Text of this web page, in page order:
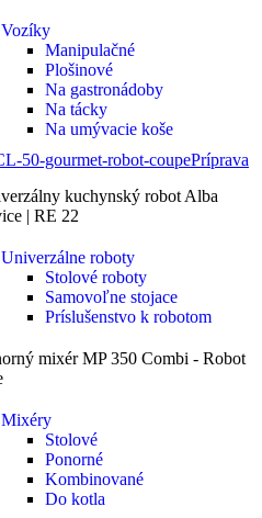
Vozíky
Manipulačné
Plošinové
Na gastronádoby
Na tácky
Na umývacie koše
Príprava
Univerzálne roboty
Stolové roboty
Samovoľne stojace
Príslušenstvo k robotom
Mixéry
Stolové
Ponorné
Kombinované
Do kotla